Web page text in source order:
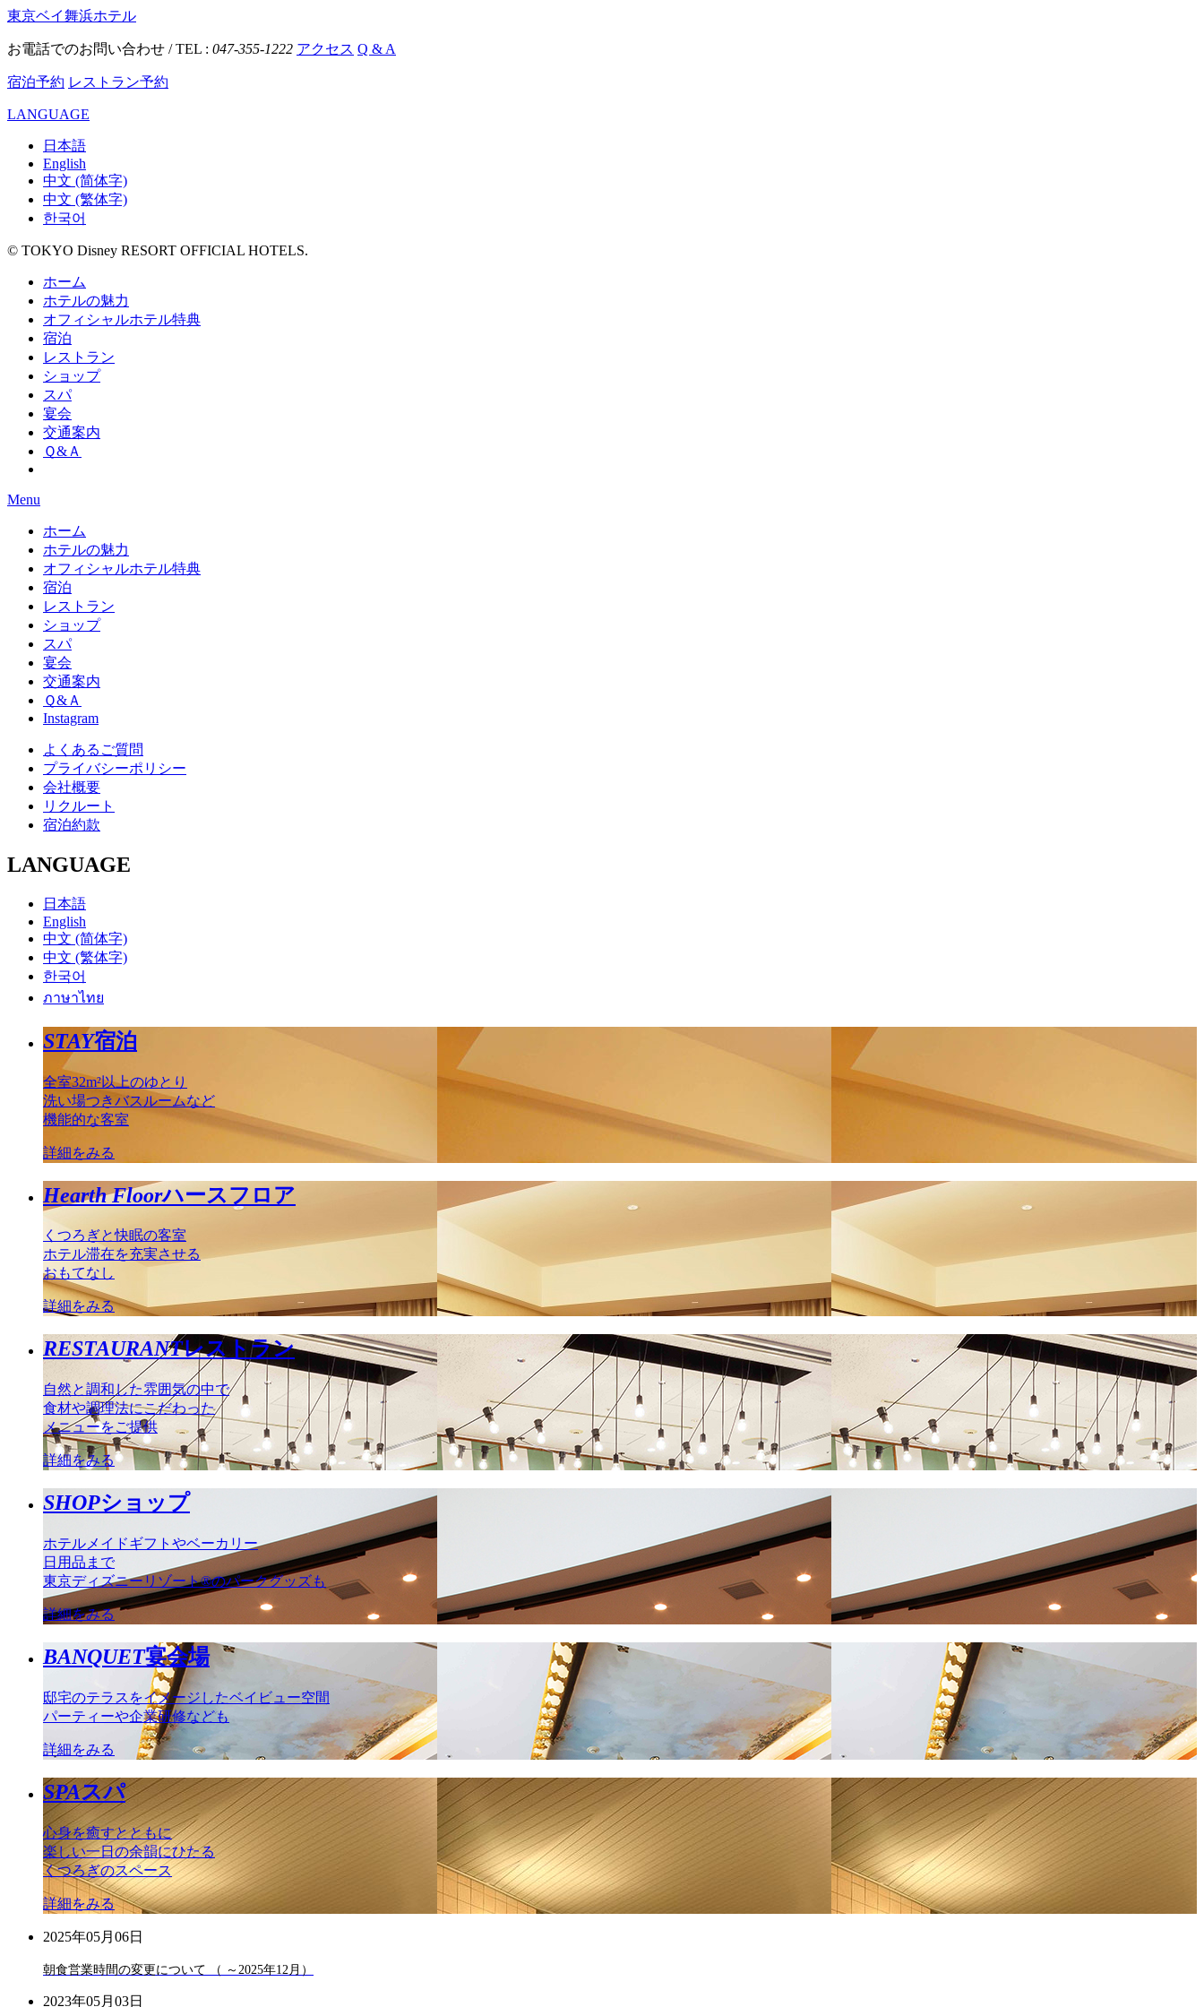
東京ベイ舞浜ホテル
お電話でのお問い合わせ / TEL : 047-355-1222 アクセス Q & A
宿泊予約 レストラン予約
LANGUAGE
日本語
English
中文 (简体字)
中文 (繁体字)
한국어
© TOKYO Disney RESORT OFFICIAL HOTELS.
ホーム
ホテルの魅力
オフィシャルホテル特典
宿泊
レストラン
ショップ
スパ
宴会
交通案内
Ｑ&Ａ
Menu
ホーム
ホテルの魅力
オフィシャルホテル特典
宿泊
レストラン
ショップ
スパ
宴会
交通案内
Ｑ&Ａ
Instagram
よくあるご質問
プライバシーポリシー
会社概要
リクルート
宿泊約款
LANGUAGE
日本語
English
中文 (简体字)
中文 (繁体字)
한국어
ภาษาไทย
STAY宿泊
全室32m²以上のゆとり
洗い場つきバスルームなど
機能的な客室
詳細をみる
Hearth Floorハースフロア
くつろぎと快眠の客室
ホテル滞在を充実させる
おもてなし
詳細をみる
RESTAURANTレストラン
自然と調和した雰囲気の中で
食材や調理法にこだわった
メニューをご提供
詳細をみる
SHOPショップ
ホテルメイドギフトやベーカリー
日用品まで
東京ディズニーリゾート®のパークグッズも
詳細をみる
BANQUET宴会場
邸宅のテラスをイメージしたベイビュー空間
パーティーや企業研修なども
詳細をみる
SPAスパ
心身を癒すとともに
楽しい一日の余韻にひたる
くつろぎのスペース
詳細をみる
2025年05月06日
朝食営業時間の変更について （ ～2025年12月）
2023年05月03日